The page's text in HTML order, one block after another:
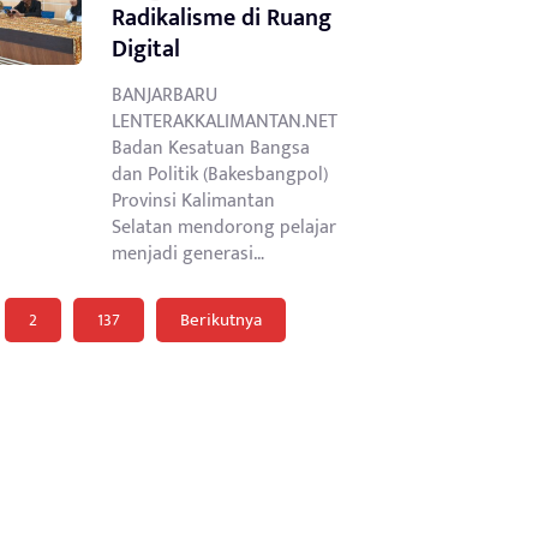
Radikalisme di Ruang
Digital
BANJARBARU
LENTERAKKALIMANTAN.NET
Badan Kesatuan Bangsa
dan Politik (Bakesbangpol)
Provinsi Kalimantan
Selatan mendorong pelajar
menjadi generasi…
2 137 Berikutnya